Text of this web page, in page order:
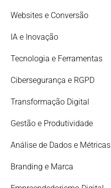
Websites e Conversão
IA e Inovação
Tecnologia e Ferramentas
Cibersegurança e RGPD
Transformação Digital
Gestão e Produtividade
Análise de Dados e Métricas
Branding e Marca